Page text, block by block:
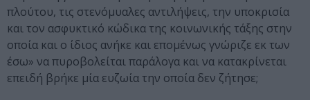
πλούτου, τις στενόμυαλες αντιλήψεις, την υποκρισία
και τον ασφυκτικό κώδικα της κοινωνικής τάξης στην
οποία και ο ίδιος ανήκε και επομένως γνώριζε εκ των
έσω» να πυροβολείται παράλογα και να κατακρίνεται
επειδή βρήκε μία ευζωία την οποία δεν ζήτησε;